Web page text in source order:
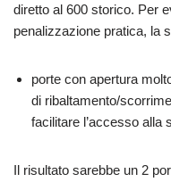
diretto al 600 storico. Per
penalizzazione pratica, la
porte con apertura
di ribaltamento/
facilitare l’accesso alla
Il risultato sarebbe un 2